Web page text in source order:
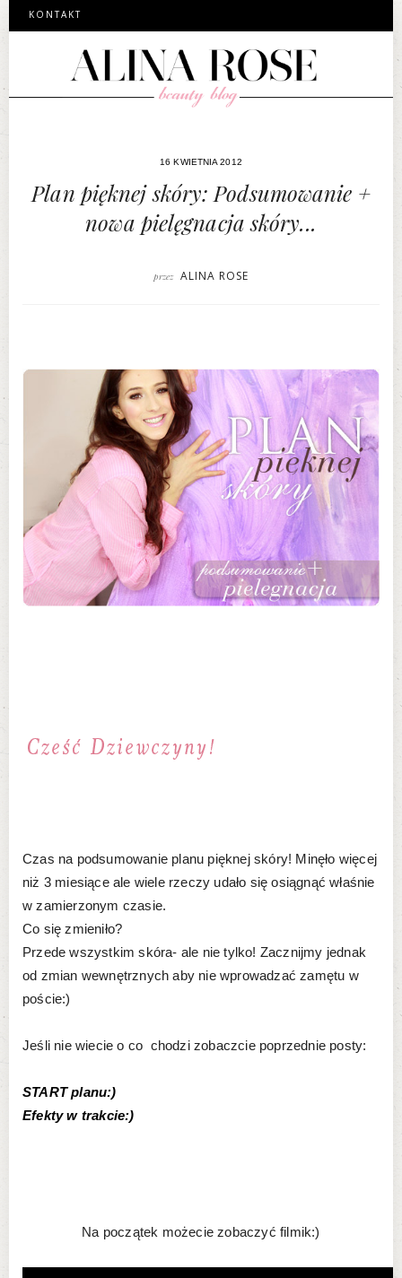
KONTAKT
16 KWIETNIA 2012
Plan pięknej skóry: Podsumowanie +
nowa pielęgnacja skóry...
przez ALINA ROSE
Czas na podsumowanie planu pięknej skóry! Minęło więcej
niż 3 miesiące ale wiele rzeczy udało się osiągnąć właśnie
w zamierzonym czasie.
Co się zmieniło?
Przede wszystkim skóra- ale nie tylko! Zacznijmy jednak
od zmian wewnętrznych aby nie wprowadzać zamętu w
poście:)
Jeśli nie wiecie o co chodzi zobaczcie poprzednie posty:
START planu:)
Efekty w trakcie:)
Na początek możecie zobaczyć filmik:)